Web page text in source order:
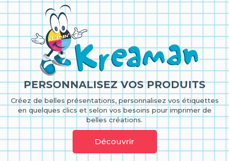
PERSONNALISEZ VOS PRODUITS
Créez de belles présentations, personnalisez vos étiquettes
en quelques clics et selon vos besoins pour imprimer de
belles créations.
Découvrir